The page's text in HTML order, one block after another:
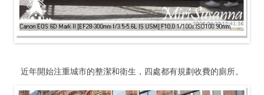
近年開始注重城市的整潔和衛生，四處都有規劃收費的廁所。